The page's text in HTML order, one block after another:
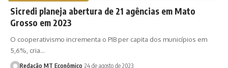
Sicredi planeja abertura de 21 agências em Mato
Grosso em 2023
O cooperativismo incrementa o PIB per capita dos municípios em
5,6%, cria…
Redação MT Econômico 24 de agosto de 2023